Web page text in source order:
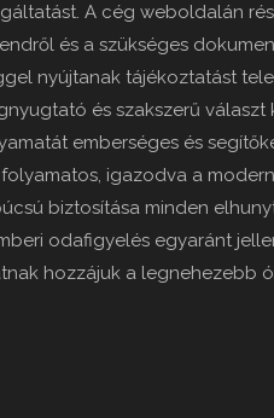
A cég weboldalán
és a szükséges
nyújtanak tájékoztatást
és szakszerű választ
emberséges és
igazodva a
biztosítása minden
odafigyelés egyaránt
hozzájuk a legnehezebb